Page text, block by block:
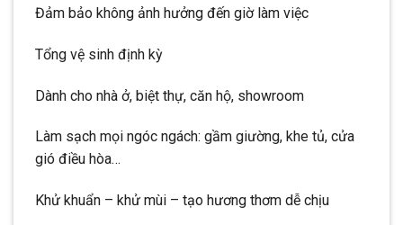
Đảm bảo không ảnh hưởng đến giờ làm việc
Tổng vệ sinh định kỳ
Dành cho nhà ở, biệt thự, căn hộ, showroom
Làm sạch mọi ngóc ngách: gầm giường, khe tủ, cửa
gió điều hòa…
Khử khuẩn – khử mùi – tạo hương thơm dễ chịu